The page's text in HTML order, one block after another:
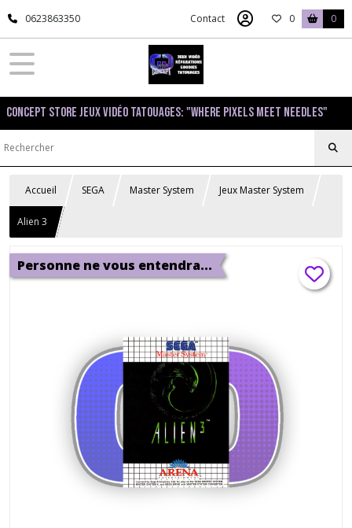
0623863350 Contact 0 0
Concept Store Jeux Vidéo Tatouages: "Where pixels meet needles"
Accueil SEGA Master System Jeux Master System
Alien 3
Personne ne vous entendra...